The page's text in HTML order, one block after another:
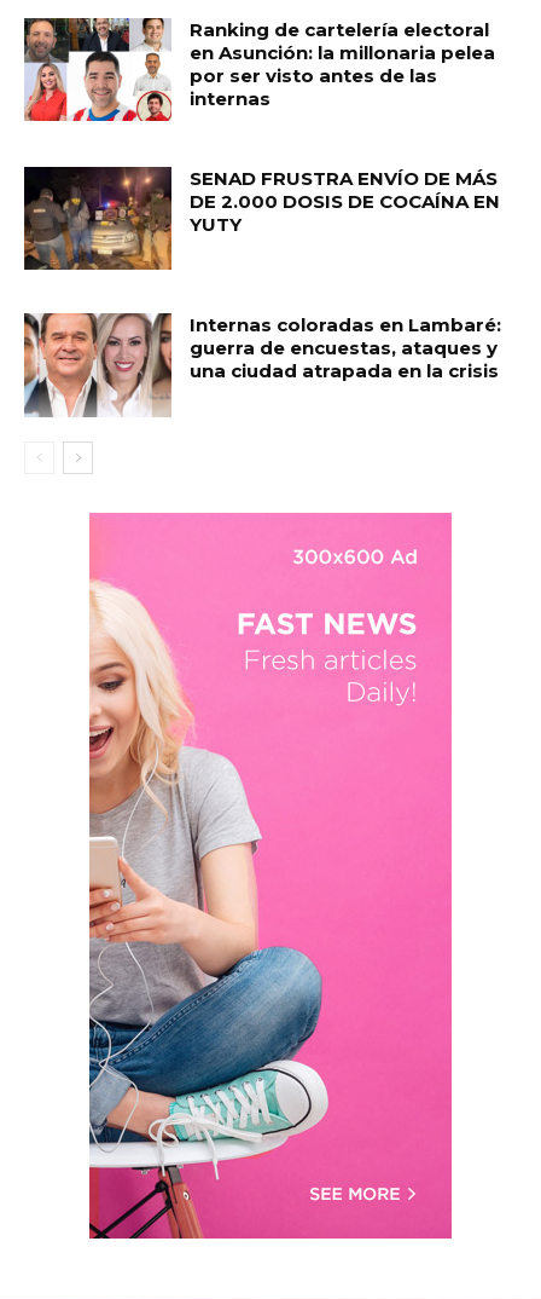
Ranking de cartelería electoral
en Asunción: la millonaria pelea
por ser visto antes de las
internas
SENAD FRUSTRA ENVÍO DE MÁS
DE 2.000 DOSIS DE COCAÍNA EN
YUTY
Internas coloradas en Lambaré:
guerra de encuestas, ataques y
una ciudad atrapada en la crisis